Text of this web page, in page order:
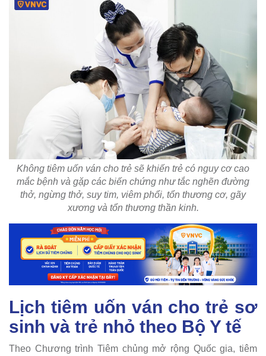
Không tiêm uốn ván cho trẻ sẽ khiến trẻ có nguy cơ cao
mắc bệnh và gặp các biến chứng như tắc nghẽn đường
thở, ngừng thở, suy tim, viêm phổi, tổn thương cơ, gãy
xương và tổn thương thần kinh.
Lịch tiêm uốn ván cho trẻ sơ
sinh và trẻ nhỏ theo Bộ Y tế
Theo Chương trình Tiêm chủng mở rộng Quốc gia, tiêm